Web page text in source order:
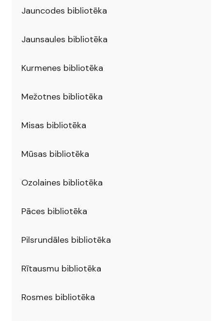
Jauncodes bibliotēka
Jaunsaules bibliotēka
Kurmenes bibliotēka
Mežotnes bibliotēka
Misas bibliotēka
Mūsas bibliotēka
Ozolaines bibliotēka
Pāces bibliotēka
Pilsrundāles bibliotēka
Rītausmu bibliotēka
Rosmes bibliotēka